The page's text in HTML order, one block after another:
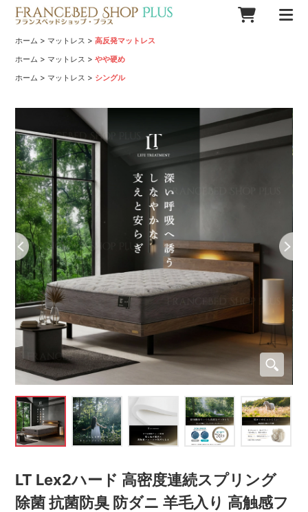
ホーム > マットレス >高反発マットレス
ホーム > マットレス >やや硬め
ホーム > マットレス > シングル
LT Lex2ハード 高密度連続スプリング
除菌 抗菌防臭 防ダニ 羊毛入り 高触感フ